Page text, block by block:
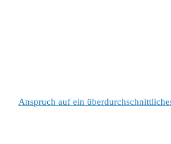
Anspruch auf ein